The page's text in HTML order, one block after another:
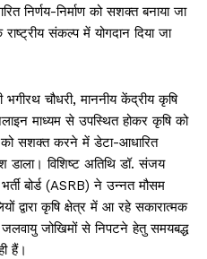
निर्णय-निर्माण को सशक्त बनाया जा
संकल्प में योगदान दिया जा
चौधरी, माननीय केंद्रीय कृषि
माध्यम से उपस्थित होकर कृषि को
को सशक्त करने में डेटा-आधारित
डाला। विशिष्ट अतिथि डॉ. संजय
बोर्ड (ASRB) ने उन्नत मौसम
द्वारा कृषि क्षेत्र में आ रहे सकारात्मक
जलवायु जोखिमों से निपटने हेतु समयबद्ध
हैं।